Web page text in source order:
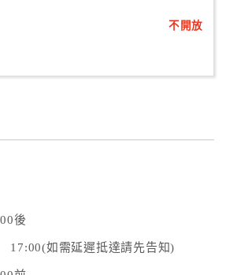
不開放
後
17:00(如需延遲抵達請先告知)